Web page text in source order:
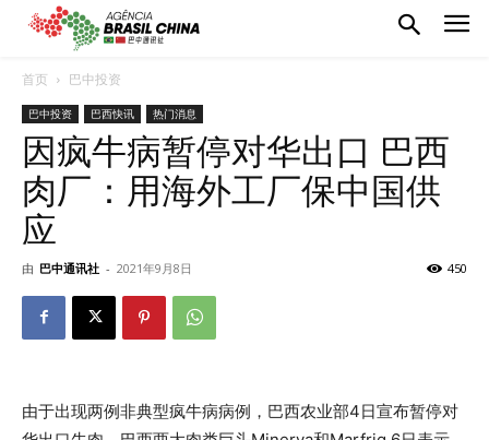
首页 巴中投资
巴中投资 巴西快讯 热门消息
因疯牛病暂停对华出口 巴西
肉厂：用海外工厂保中国供
应
由 巴中通讯社 - 2021年9月8日 450
由于出现两例非典型疯牛病病例，巴西农业部4日宣布暂停对